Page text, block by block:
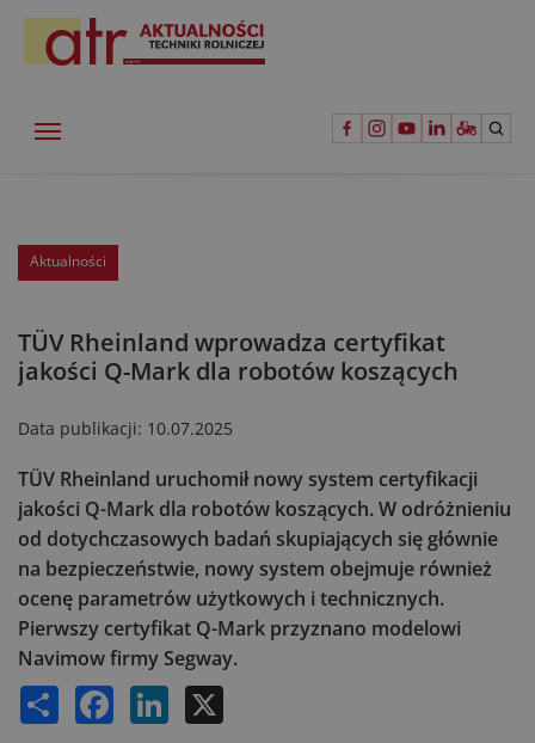
Aktualności
TÜV Rheinland wprowadza certyfikat
jakości Q-Mark dla robotów koszących
Data publikacji: 10.07.2025
TÜV Rheinland uruchomił nowy system certyfikacji
jakości Q-Mark dla robotów koszących. W odróżnieniu
od dotychczasowych badań skupiających się głównie
na bezpieczeństwie, nowy system obejmuje również
ocenę parametrów użytkowych i technicznych.
Pierwszy certyfikat Q-Mark przyznano modelowi
Navimow firmy Segway.
Share Facebook LinkedIn